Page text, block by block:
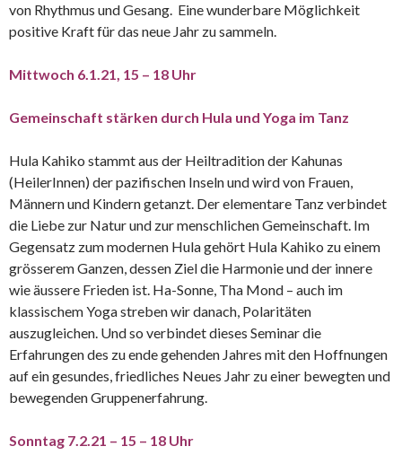
von Rhythmus und Gesang. Eine wunderbare Möglichkeit
positive Kraft für das neue Jahr zu sammeln.
Mittwoch 6.1.21, 15 – 18 Uhr
Gemeinschaft stärken durch Hula und Yoga im Tanz
Hula Kahiko stammt aus der Heiltradition der Kahunas
(HeilerInnen) der pazifischen Inseln und wird von Frauen,
Männern und Kindern getanzt. Der elementare Tanz verbindet
die Liebe zur Natur und zur menschlichen Gemeinschaft. Im
Gegensatz zum modernen Hula gehört Hula Kahiko zu einem
grösserem Ganzen, dessen Ziel die Harmonie und der innere
wie äussere Frieden ist. Ha-Sonne, Tha Mond – auch im
klassischem Yoga streben wir danach, Polaritäten
auszugleichen. Und so verbindet dieses Seminar die
Erfahrungen des zu ende gehenden Jahres mit den Hoffnungen
auf ein gesundes, friedliches Neues Jahr zu einer bewegten und
bewegenden Gruppenerfahrung.
Sonntag 7.2.21 – 15 – 18 Uhr